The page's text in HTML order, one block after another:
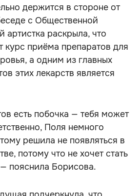
держится в стороне от
с Общественной
артистка раскрыла, что
курс приёма препаратов для
а одним из главных
этих лекарств является
есть побочка — тебя может
Поля немного
решила не появляться в
потому что не хочет стать
пояснила Борисова.